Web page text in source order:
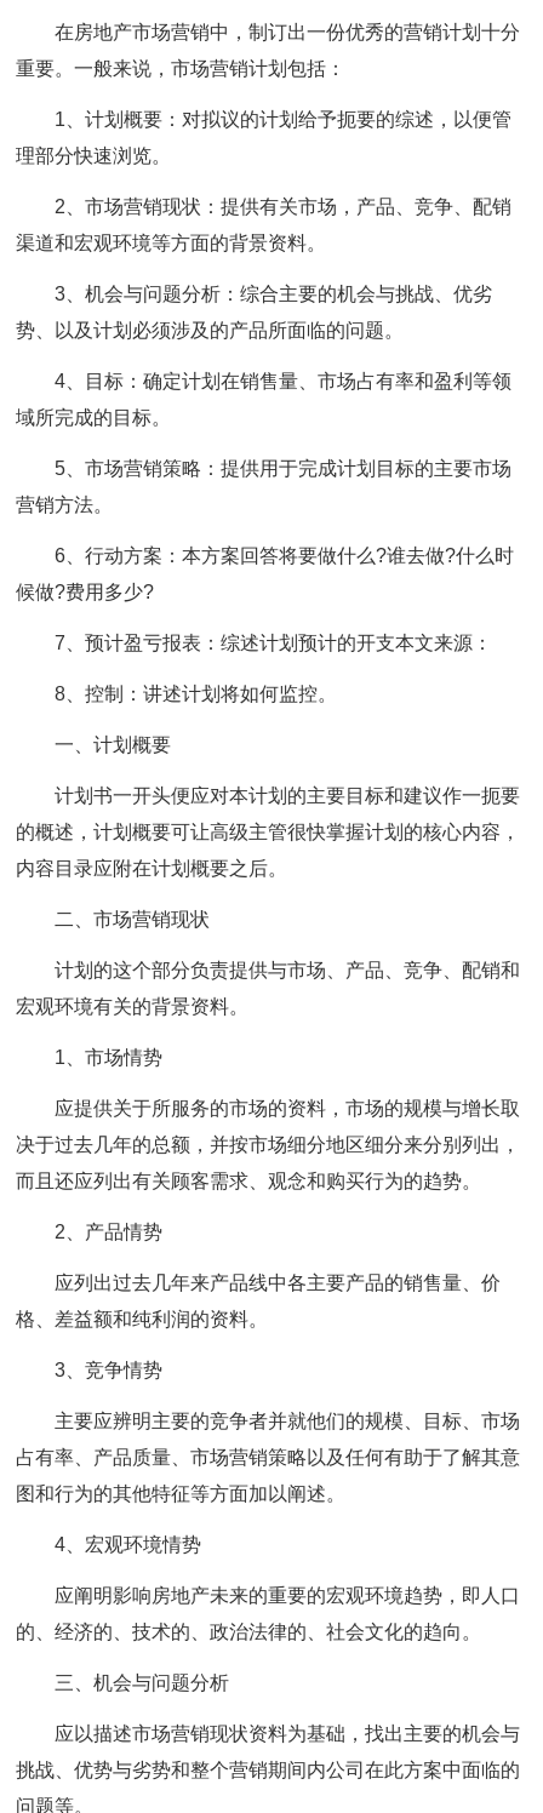
在房地产市场营销中，制订出一份优秀的营销计划十分
重要。一般来说，市场营销计划包括：
1、计划概要：对拟议的计划给予扼要的综述，以便管
理部分快速浏览。
2、市场营销现状：提供有关市场，产品、竞争、配销
渠道和宏观环境等方面的背景资料。
3、机会与问题分析：综合主要的机会与挑战、优劣
势、以及计划必须涉及的产品所面临的问题。
4、目标：确定计划在销售量、市场占有率和盈利等领
域所完成的目标。
5、市场营销策略：提供用于完成计划目标的主要市场
营销方法。
6、行动方案：本方案回答将要做什么?谁去做?什么时
候做?费用多少?
7、预计盈亏报表：综述计划预计的开支本文来源：
8、控制：讲述计划将如何监控。
一、计划概要
计划书一开头便应对本计划的主要目标和建议作一扼要
的概述，计划概要可让高级主管很快掌握计划的核心内容，
内容目录应附在计划概要之后。
二、市场营销现状
计划的这个部分负责提供与市场、产品、竞争、配销和
宏观环境有关的背景资料。
1、市场情势
应提供关于所服务的市场的资料，市场的规模与增长取
决于过去几年的总额，并按市场细分地区细分来分别列出，
而且还应列出有关顾客需求、观念和购买行为的趋势。
2、产品情势
应列出过去几年来产品线中各主要产品的销售量、价
格、差益额和纯利润的资料。
3、竞争情势
主要应辨明主要的竞争者并就他们的规模、目标、市场
占有率、产品质量、市场营销策略以及任何有助于了解其意
图和行为的其他特征等方面加以阐述。
4、宏观环境情势
应阐明影响房地产未来的重要的宏观环境趋势，即人口
的、经济的、技术的、政治法律的、社会文化的趋向。
三、机会与问题分析
应以描述市场营销现状资料为基础，找出主要的机会与
挑战、优势与劣势和整个营销期间内公司在此方案中面临的
问题等。